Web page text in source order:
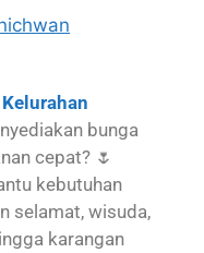
bunga
cepat? 🌷
kebutuhan
selamat, wisuda,
karangan